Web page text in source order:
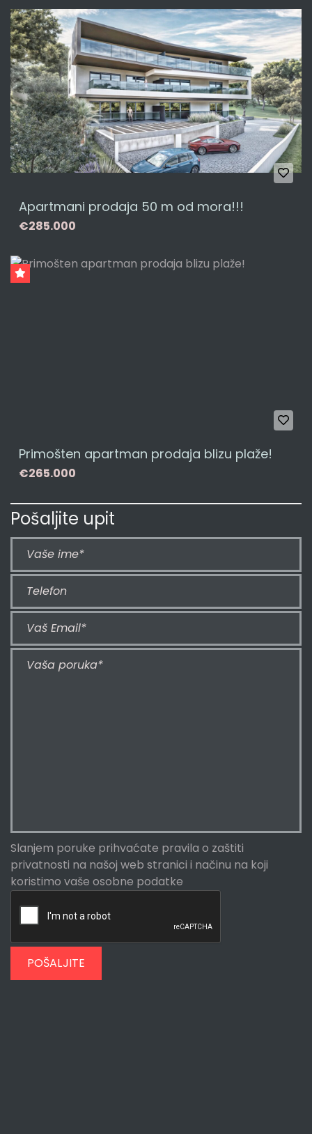
Apartmani prodaja 50 m od mora!!!
€285.000
Primošten apartman prodaja blizu plaže!
€265.000
Pošaljite upit
Slanjem poruke prihvaćate pravila o zaštiti
privatnosti na našoj web stranici i načinu na koji
koristimo vaše osobne podatke